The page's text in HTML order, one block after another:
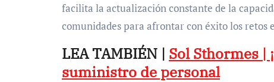
facilita la actualización constante de la
comunidades para afrontar con éxito los
LEA TAMBIÉN | Sol Sthormes |
suministro de personal